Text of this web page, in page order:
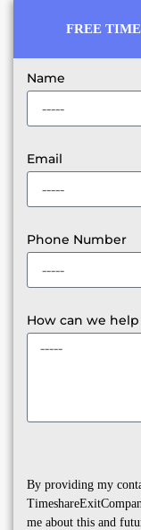
FREE
Name
Email
Phone Number
How can we
By providing my
me about this and